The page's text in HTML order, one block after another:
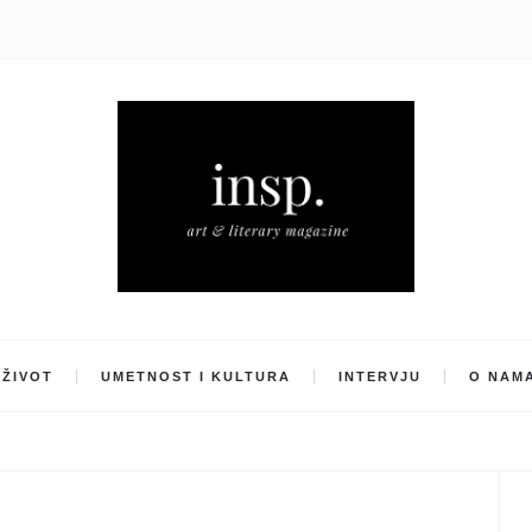
ŽIVOT UMETNOST I KULTURA INTERVJU O